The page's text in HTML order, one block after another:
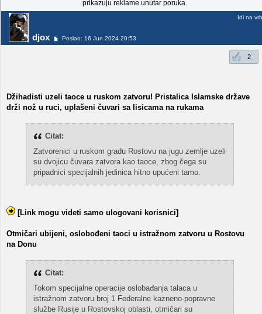
prikazuju reklame unutar poruka.
djox Poslao: 16 Jun 2024 20:53
Idi na vrh
2
Džihadisti uzeli taoce u ruskom zatvoru! Pristalica Islamske države
drži nož u ruci, uplašeni čuvari sa lisicama na rukama
Citat:
Zatvorenici u ruskom gradu Rostovu na jugu zemlje uzeli
su dvojicu čuvara zatvora kao taoce, zbog čega su
pripadnici specijalnih jedinica hitno upućeni tamo.
[Link mogu videti samo ulogovani korisnici]
Otmičari ubijeni, oslobođeni taoci u istražnom zatvoru u Rostovu
na Donu
Citat:
Tokom specijalne operacije oslobađanja talaca u
istražnom zatvoru broj 1 Federalne kazneno-popravne
službe Rusije u Rostovskoj oblasti, otmičari su